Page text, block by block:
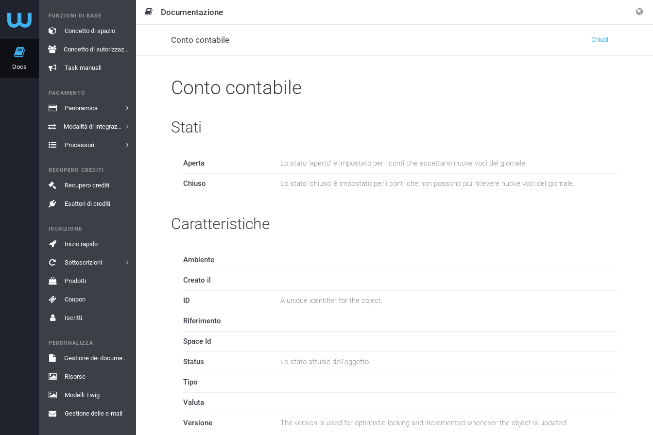
Docs
FUNZIONI DI BASE
Concetto di spazio
Concetto di autorizzazione
Task manuali
PAGAMENTO
Panoramica
Modalità di integrazione
Processori
RECUPERO CREDITI
Recupero crediti
Esattori di crediti
ISCRIZIONE
Inizio rapido
Sottoscrizioni
Prodotti
Coupon
Iscritti
PERSONALIZZA
Gestione dei documenti
Risorse
Modelli Twig
Gestione delle e-mail
Documentazione
Conto contabile Chiudi
Conto contabile
Stati
Aperta Lo stato 'aperto' è impostato per i conti che accettano nuove voci del giornale.
Chiuso Lo stato 'chiuso' è impostato per i conti che non possono più ricevere nuove voci del giornale.
Caratteristiche
Ambiente
Creato il
ID A unique identifier for the object.
Riferimento
Space Id
Status Lo stato attuale dell'oggetto.
Tipo
Valuta
Versione The version is used for optimistic locking and incremented whenever the object is updated.